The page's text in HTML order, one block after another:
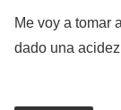
Me voy a tomar
dado una